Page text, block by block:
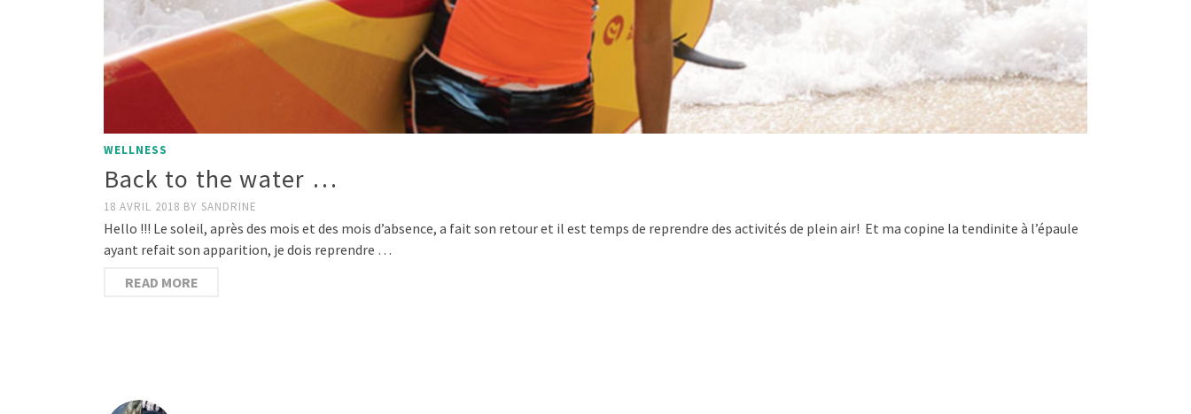
WELLNESS
Back to the water …
18 AVRIL 2018 BY SANDRINE
Hello !!! Le soleil, après des mois et des mois d’absence, a fait son retour et il est temps de reprendre des activités de plein air! Et ma copine la tendinite à l’épaule
ayant refait son apparition, je dois reprendre …
READ MORE